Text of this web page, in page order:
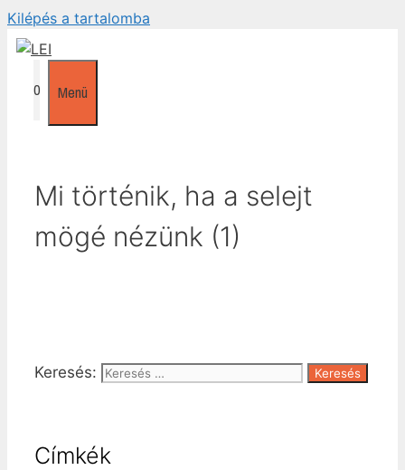
Kilépés a tartalomba
0 Menü
Mi történik, ha a selejt
mögé nézünk (1)
Keresés:
Címkék